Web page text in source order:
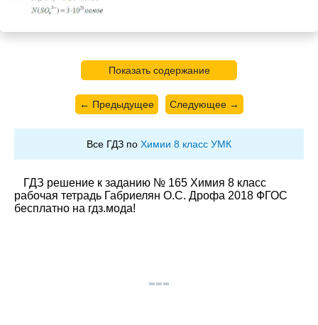
Показать содержание
← Предыдущее Следующее →
Все ГДЗ по Химии 8 класс УМК
ГДЗ решение к заданию № 165 Химия 8 класс
рабочая тетрадь Габриелян О.С. Дрофа 2018 ФГОС
бесплатно на гдз.мода!